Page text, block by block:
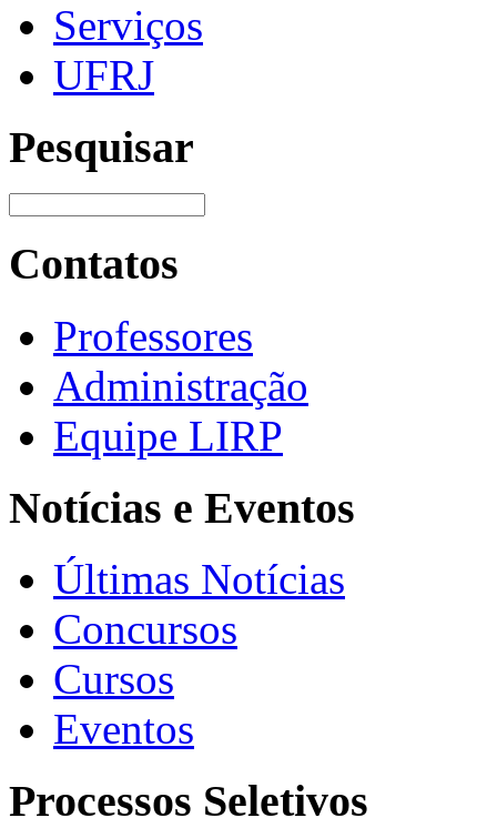
Serviços
UFRJ
Pesquisar
Contatos
Professores
Administração
Equipe LIRP
Notícias e Eventos
Últimas Notícias
Concursos
Cursos
Eventos
Processos Seletivos